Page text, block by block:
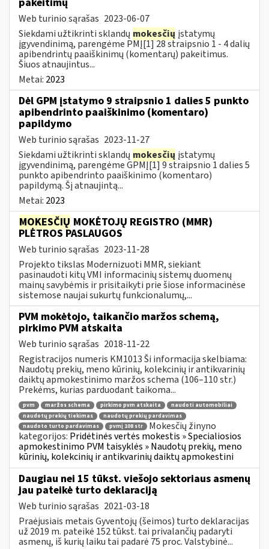
Web turinio sąrašas 2023-06-07
Siekdami užtikrinti sklandų mokesčių įstatymų
įgyvendinimą, parengėme PMĮ[1] 28 straipsnio 1 - 4 dalių
apibendrintų paaiškinimų (komentarų) pakeitimus.
Šiuos atnaujintus...
Metai: 2023
Dėl GPM įstatymo 9 straipsnio 1 dalies 5 punkto
apibendrinto paaiškinimo (komentaro)
papildymo
Web turinio sąrašas 2023-11-27
Siekdami užtikrinti sklandų mokesčių įstatymų
įgyvendinimą, parengėme GPMĮ[1] 9 straipsnio 1 dalies 5
punkto apibendrinto paaiškinimo (komentaro)
papildymą. Šį atnaujintą...
Metai: 2023
MOKESČIŲ MOKĖTOJŲ REGISTRO (MMR)
PLĖTROS PASLAUGOS
Web turinio sąrašas 2023-11-28
Projekto tikslas Modernizuoti MMR, siekiant
pasinaudoti kitų VMI informacinių sistemų duomenų
mainų savybėmis ir prisitaikyti prie šiose informacinėse
sistemose naujai sukurtų funkcionalumų,...
PVM mokėtojo, taikančio maržos schemą,
pirkimo PVM atskaita
Web turinio sąrašas 2018-11-22
Registracijos numeris KM1013 Ši informacija skelbiama:
Naudotų prekių, meno kūrinių, kolekcinių ir antikvarinių
daiktų apmokestinimo maržos schema (106–110 str.)
Prekėms, kurias parduodant taikoma...
pvm maržos schema pirkimo pvm atskaita
naudoti automobiliai
naudotų prekių tiekimas
naudotų prekių pardavimas
naudoto turto pardavimas
pvmį 108 str
Mokesčių žinyno
kategorijos: Pridėtinės vertės mokestis » Specialiosios
apmokestinimo PVM taisyklės » Naudotų prekių, meno
kūrinių, kolekcinių ir antikvarinių daiktų apmokestini
Daugiau nei 15 tūkst. viešojo sektoriaus asmenų
jau pateikė turto deklaraciją
Web turinio sąrašas 2021-03-18
Praėjusiais metais Gyventojų (šeimos) turto deklaracijas
už 2019 m. pateikė 152 tūkst. tai privalančių padaryti
asmenų, iš kurių laiku tai padarė 75 proc. Valstybinė...